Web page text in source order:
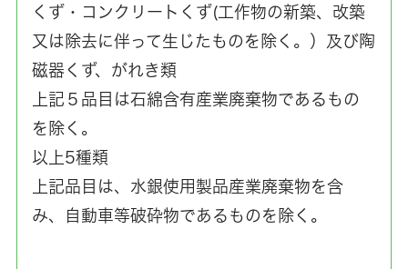
くず・コンクリートくず(工作物の新築、改築
又は除去に伴って生じたものを除く。）及び陶
磁器くず、がれき類
上記５品目は石綿含有産業廃棄物であるもの
を除く。
以上5種類
上記品目は、水銀使用製品産業廃棄物を含
み、自動車等破砕物であるものを除く。